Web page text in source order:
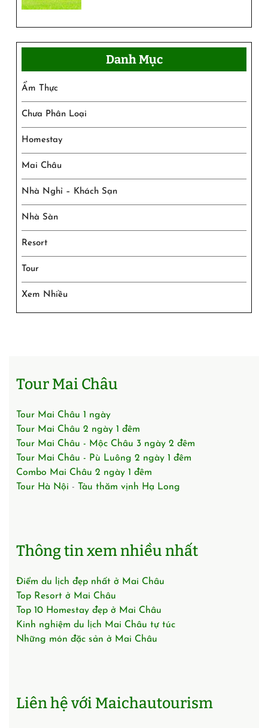
Danh Mục
Ẩm Thực
Chưa Phân Loại
Homestay
Mai Châu
Nhà Nghỉ – Khách Sạn
Nhà Sàn
Resort
Tour
Xem Nhiều
Tour Mai Châu
Tour Mai Châu 1 ngày
Tour Mai Châu 2 ngày 1 đêm
Tour Mai Châu - Mộc Châu 3 ngày 2 đêm
Tour Mai Châu - Pù Luông 2 ngày 1 đêm
Combo Mai Châu 2 ngày 1 đêm
Tour Hà Nội - Tàu thăm vịnh Hạ Long
Thông tin xem nhiều nhất
Điểm du lịch đẹp nhất ở Mai Châu
Top Resort ở Mai Châu
Top 10 Homestay đẹp ở Mai Châu
Kinh nghiệm du lịch Mai Châu tự túc
Những món đặc sản ở Mai Châu
Liên hệ với Maichautourism